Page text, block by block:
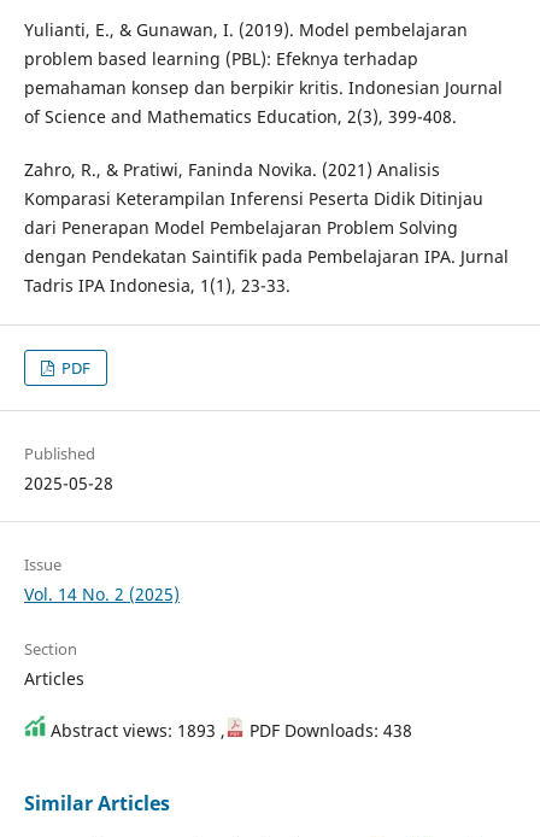
Yulianti, E., & Gunawan, I. (2019). Model pembelajaran
problem based learning (PBL): Efeknya terhadap
pemahaman konsep dan berpikir kritis. Indonesian Journal
of Science and Mathematics Education, 2(3), 399-408.
Zahro, R., & Pratiwi, Faninda Novika. (2021) Analisis
Komparasi Keterampilan Inferensi Peserta Didik Ditinjau
dari Penerapan Model Pembelajaran Problem Solving
dengan Pendekatan Saintifik pada Pembelajaran IPA. Jurnal
Tadris IPA Indonesia, 1(1), 23-33.
PDF
Published
2025-05-28
Issue
Vol. 14 No. 2 (2025)
Section
Articles
Abstract views: 1893 , PDF Downloads: 438
Similar Articles